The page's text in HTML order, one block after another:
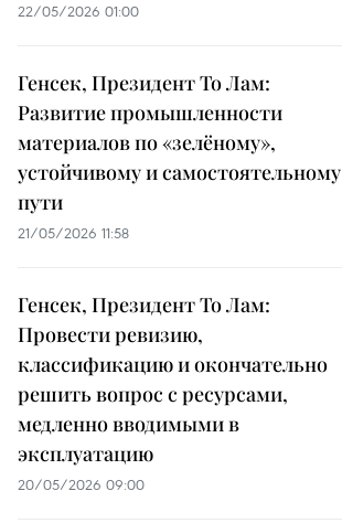
22/05/2026 01:00
Генсек, Президент То Лам:
Развитие промышленности
материалов по «зелёному»,
устойчивому и самостоятельному
пути
21/05/2026 11:58
Генсек, Президент То Лам:
Провести ревизию,
классификацию и окончательно
решить вопрос с ресурсами,
медленно вводимыми в
эксплуатацию
20/05/2026 09:00